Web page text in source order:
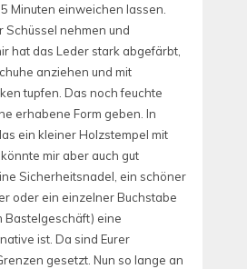
Minuten einweichen lassen.
Schüssel nehmen und
hat das Leder stark abgefärbt,
anziehen und mit
tupfen. Das noch feuchte
erhabene Form geben. In
ein kleiner Holzstempel mit
mir aber auch gut
Sicherheitsnadel, ein schöner
oder ein einzelner Buchstabe
Bastelgeschäft) eine
ist. Da sind Eurer
gesetzt. Nun so lange an